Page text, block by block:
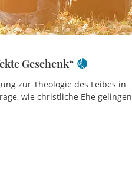
Geschenk“
zur Theologie des Leibes in
wie christliche Ehe gelingen